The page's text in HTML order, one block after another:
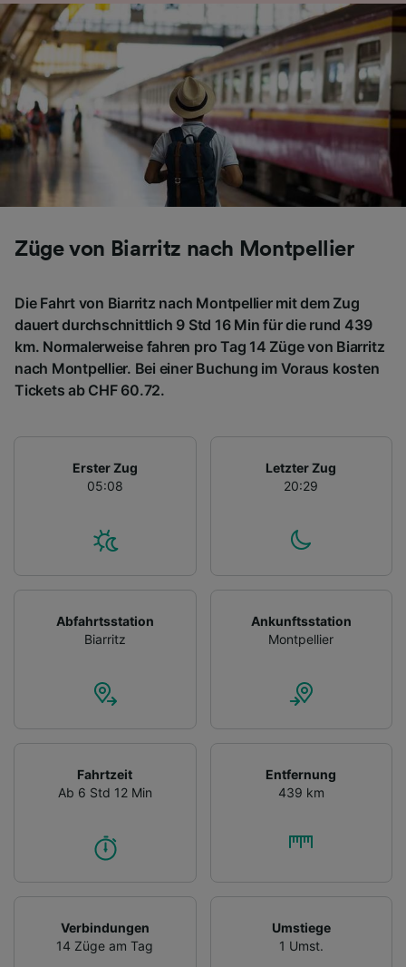
Züge von Biarritz nach Montpellier
Die Fahrt von Biarritz nach Montpellier mit dem Zug
dauert durchschnittlich 9 Std 16 Min für die rund 439
km. Normalerweise fahren pro Tag 14 Züge von Biarritz
nach Montpellier. Bei einer Buchung im Voraus kosten
Tickets ab CHF 60.72.
Erster Zug
05:08
Letzter Zug
20:29
Abfahrtsstation
Biarritz
Ankunftsstation
Montpellier
Fahrtzeit
Ab 6 Std 12 Min
Entfernung
439 km
Verbindungen
14 Züge am Tag
Umstiege
1 Umst.
Folgendes bereitzustellen:
Verwendung genauer Standortdaten.
Endgeräteeigenschaften zur Identifikation
aktiv abfragen. Speichern von oder Zugriff auf
Informationen auf einem Endgerät.
Personalisierte Werbung und Inhalte, Messung
von Werbeleistung und der Performance von
Inhalten, Zielgruppenforschung sowie
Entwicklung und Verbesserung von
Angeboten.